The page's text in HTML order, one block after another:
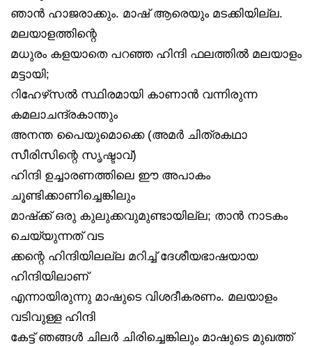
ഞാൻ ഹാജരാക്കും. മാഷ് ആരെയും മടക്കിയില്ല.
മലയാളത്തിന്റെ
മധുരം കളയാതെ പറഞ്ഞ ഹിന്ദി ഫലത്തിൽ മലയാളം
മട്ടായി;
റിഹേഴ്‌സൽ സ്ഥിരമായി കാണാൻ വന്നിരുന്ന
കമലാചന്ദ്രകാന്തും
അനന്ത പൈയുമൊക്കെ (അമർ ചിത്രകഥാ
സീരിസിന്റെ സൃഷ്ടാവ്)
ഹിന്ദി ഉച്ചാരണത്തിലെ ഈ അപാകം
ചൂണ്ടിക്കാണിച്ചെങ്കിലും
മാഷ്‌ക്ക് ഒരു കുലുക്കവുമുണ്ടായില്ല; താൻ നാടകം
ചെയ്യുന്നത് വട
ക്കന്റെ ഹിന്ദിയിലല്ല മറിച്ച് ദേശീയഭാഷയായ
ഹിന്ദിയിലാണ്
എന്നായിരുന്നു മാഷുടെ വിശദീകരണം. മലയാളം
വടിവുള്ള ഹിന്ദി
കേട്ട് ഞങ്ങൾ ചിലർ ചിരിച്ചെങ്കിലും മാഷുടെ മുഖത്ത്